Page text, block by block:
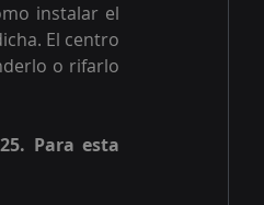
instalar el
El centro
o rifarlo
Para esta